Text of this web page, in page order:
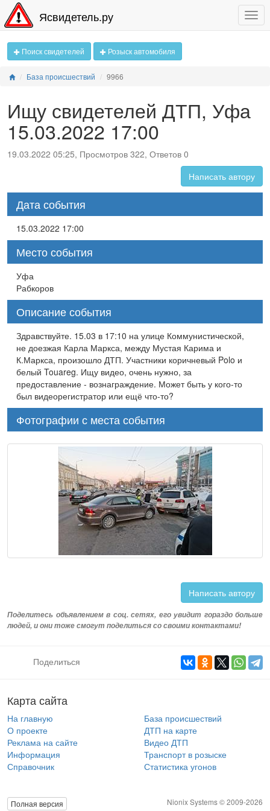
Ясвидетель.ру
Поиск свидетелей Розыск автомобиля
База происшествий 9966
Ищу свидетелей ДТП, Уфа
15.03.2022 17:00
19.03.2022 05:25, Просмотров 322, Ответов 0
Написать автору
Дата события
15.03.2022 17:00
Место события
Уфа
Рабкоров
Описание события
Здравствуйте. 15.03 в 17:10 на улице Коммунистической,
не доезжая Карла Маркса, между Мустая Карима и
К.Маркса, произошло ДТП. Участники коричневый Polo и
белый Touareg. Ищу видео, очень нужно, за
предоставление - вознаграждение. Может быть у кого-то
был видеорегистратор или ещё что-то?
Фотографии с места события
Написать автору
Поделитесь объявлением в соц. сетях, его увидит гораздо больше
людей, и они тоже смогут поделиться со своими контактами!
Поделиться
Карта сайта
На главную
О проекте
Реклама на сайте
Информация
Справочник
База происшествий
ДТП на карте
Видео ДТП
Транспорт в розыске
Статистика угонов
Полная версия Nionix Systems © 2009-2026